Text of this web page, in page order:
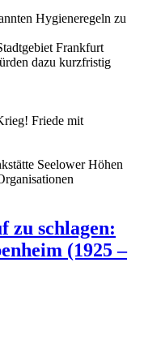
Hygieneregeln zu
Frankfurt
dazu kurzfristig
Friede mit
Seelower Höhen
zu schlagen:
(1925 –